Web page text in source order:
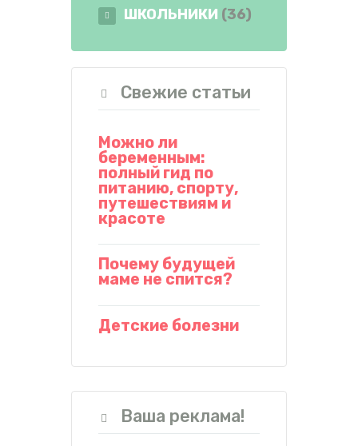
ШКОЛЬНИКИ (36)
Свежие статьи
Можно ли
беременным:
полный гид по
питанию, спорту,
путешествиям и
красоте
Почему будущей
маме не спится?
Детские болезни
Ваша реклама!